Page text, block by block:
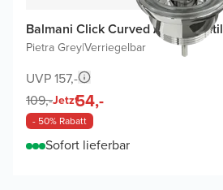
Balmani Click Curved Ablaufventil
Pietra Grey|Verriegelbar
UVP 157,-
109,-Jetzt54,-
- 50% Rabatt
Sofort lieferbar